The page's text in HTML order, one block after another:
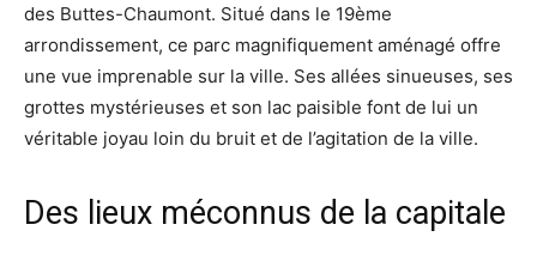
des Buttes-Chaumont. Situé dans le 19ème
arrondissement, ce parc magnifiquement aménagé offre
une vue imprenable sur la ville. Ses allées sinueuses, ses
grottes mystérieuses et son lac paisible font de lui un
véritable joyau loin du bruit et de l’agitation de la ville.
Des lieux méconnus de la capitale